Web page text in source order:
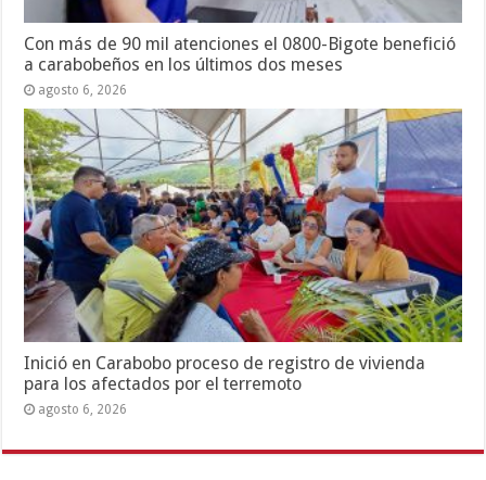
Con más de 90 mil atenciones el 0800-Bigote benefició
a carabobeños en los últimos dos meses
agosto 6, 2026
Inició en Carabobo proceso de registro de vivienda
para los afectados por el terremoto
agosto 6, 2026